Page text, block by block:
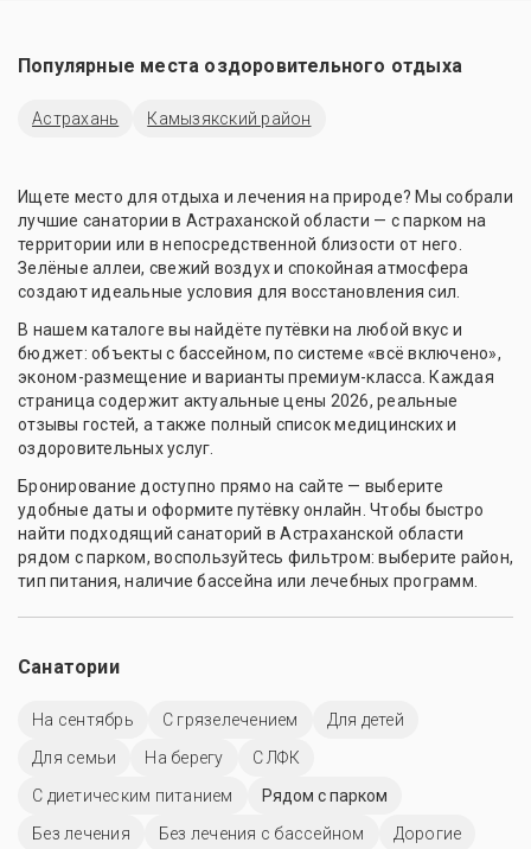
Популярные места оздоровительного отдыха
Астрахань Камызякский район
Ищете место для отдыха и лечения на природе? Мы собрали
лучшие санатории в Астраханской области — с парком на
территории или в непосредственной близости от него.
Зелёные аллеи, свежий воздух и спокойная атмосфера
создают идеальные условия для восстановления сил.
В нашем каталоге вы найдёте путёвки на любой вкус и
бюджет: объекты с бассейном, по системе «всё включено»,
эконом-размещение и варианты премиум-класса. Каждая
страница содержит актуальные цены 2026, реальные
отзывы гостей, а также полный список медицинских и
оздоровительных услуг.
Бронирование доступно прямо на сайте — выберите
удобные даты и оформите путёвку онлайн. Чтобы быстро
найти подходящий санаторий в Астраханской области
рядом с парком, воспользуйтесь фильтром: выберите район,
тип питания, наличие бассейна или лечебных программ.
Санатории
На сентябрь С грязелечением
Для детей
Для семьи
На берегу
С ЛФК
С диетическим питанием
Рядом с парком
Без лечения
Без лечения с бассейном Дорогие